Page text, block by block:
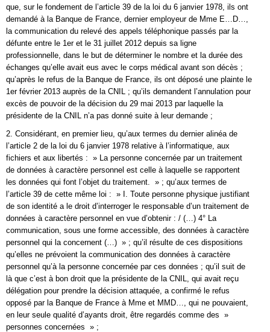
que, sur le fondement de l’article 39 de la loi du 6 janvier 1978, ils ont
demandé à la Banque de France, dernier employeur de Mme E…D…,
la communication du relevé des appels téléphonique passés par la
défunte entre le 1er et le 31 juillet 2012 depuis sa ligne
professionnelle, dans le but de déterminer le nombre et la durée des
échanges qu’elle avait eus avec le corps médical avant son décès ;
qu’après le refus de la Banque de France, ils ont déposé une plainte le
1er février 2013 auprès de la CNIL ; qu’ils demandent l’annulation pour
excès de pouvoir de la décision du 29 mai 2013 par laquelle la
présidente de la CNIL n’a pas donné suite à leur demande ;
2. Considérant, en premier lieu, qu’aux termes du dernier alinéa de
l’article 2 de la loi du 6 janvier 1978 relative à l’informatique, aux
fichiers et aux libertés : » La personne concernée par un traitement
de données à caractère personnel est celle à laquelle se rapportent
les données qui font l’objet du traitement. » ; qu’aux termes de
l’article 39 de cette même loi : » I. Toute personne physique justifiant
de son identité a le droit d’interroger le responsable d’un traitement de
données à caractère personnel en vue d’obtenir : / (…) 4° La
communication, sous une forme accessible, des données à caractère
personnel qui la concernent (…) » ; qu’il résulte de ces dispositions
qu’elles ne prévoient la communication des données à caractère
personnel qu’à la personne concernée par ces données ; qu’il suit de
là que c’est à bon droit que la présidente de la CNIL, qui avait reçu
délégation pour prendre la décision attaquée, a confirmé le refus
opposé par la Banque de France à Mme et MMD…, qui ne pouvaient,
en leur seule qualité d’ayants droit, être regardés comme des »
personnes concernées » ;